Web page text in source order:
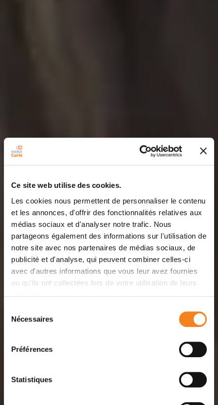
Ce site web utilise des cookies.
Les cookies nous permettent de personnaliser le contenu
et les annonces, d'offrir des fonctionnalités relatives aux
médias sociaux et d'analyser notre trafic. Nous
partageons également des informations sur l'utilisation de
notre site avec nos partenaires de médias sociaux, de
publicité et d'analyse, qui peuvent combiner celles-ci
avec d'autres informations que vous leur avez fournies
ou qu'ils ont collectées lors de votre utilisation de leurs
Nécessaires
Préférences
Statistiques